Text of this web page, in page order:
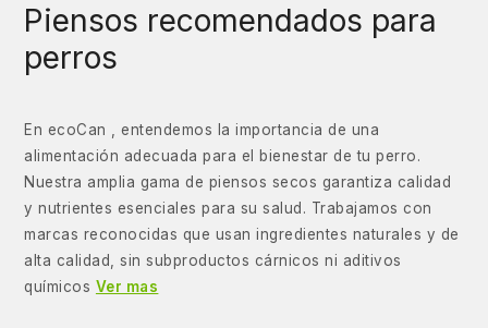
Piensos recomendados para
perros
En ecoCan , entendemos la importancia de una
alimentación adecuada para el bienestar de tu perro.
Nuestra amplia gama de piensos secos garantiza calidad
y nutrientes esenciales para su salud. Trabajamos con
marcas reconocidas que usan ingredientes naturales y de
alta calidad, sin subproductos cárnicos ni aditivos
químicos Ver mas